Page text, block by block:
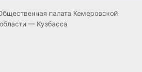
палата Кемеровской
области — Кузбасса